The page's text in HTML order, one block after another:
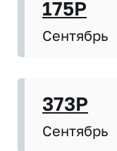
175P
Сентябрь
373P
Сентябрь